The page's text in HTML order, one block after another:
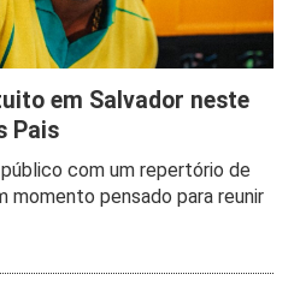
em Salvador neste
Pais
com um repertório de
momento pensado para reunir